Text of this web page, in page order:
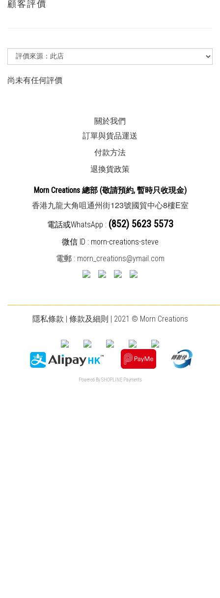
顧客評價
尚未有任何評價
關於我們
訂單與貨品運送
付款方法
退換貨政策
Morn Creations 總部 (敬請預約, 暫時只收現金)
香港九龍大角咀通州街123號國貿中心8樓E室
電話或WhatsApp : (852) 5623 5573
微信 ID : morn-creations-steve
電郵 : morn_creations@ymail.com
隱私條款 | 條款及細則 | 2021 © Morn Creations
Powered BySHOPLINE Payments